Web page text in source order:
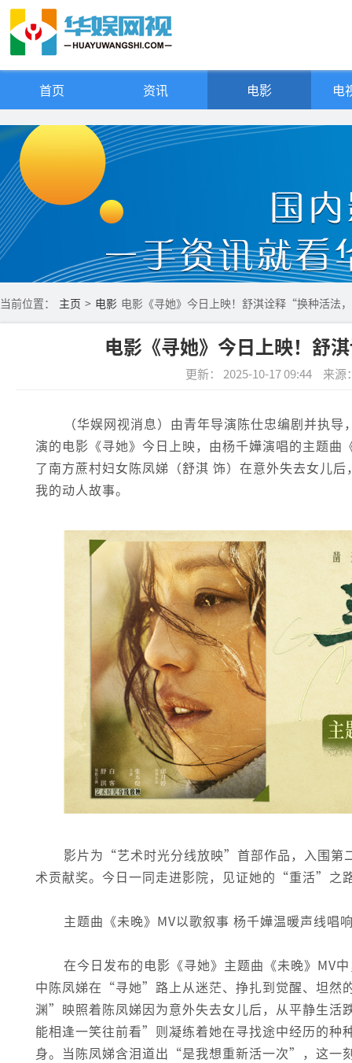
首页 资讯 电影 电
当前位置： 主页 > 电影 电影《寻她》今日上映！舒淇诠释“换种活法
电影《寻她》今日上映！舒
更新： 2025-10-17 09:44 来源
（华娱网视消息）由青年导演陈仕忠编剧并执
演的电影《寻她》今日上映，由杨千嬅演唱的主题
了南方蔗村妇女陈凤娣（舒淇 饰）在意外失去女儿
我的动人故事。
影片为“艺术时光分线放映”首部作品，入围第
术贡献奖。今日一同走进影院，见证她的“重活”之
主题曲《未晚》MV以歌叙事 杨千嬅温暖声线唱
在今日发布的电影《寻她》主题曲《未晚》MV
中陈凤娣在“寻她”路上从迷茫、挣扎到觉醒、坦然
渊”映照着陈凤娣因为意外失去女儿后，从平静生
能相逢一笑往前看”则凝练着她在寻找途中经历的种
身。当陈凤娣含泪道出“是我想重新活一次”，这一